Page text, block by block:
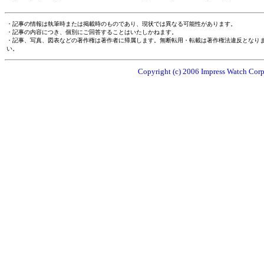
・記事の情報は執筆時または掲載時のものであり、現状では異なる可能性があります。
・記事の内容につき、個別にご回答することはいたしかねます。
・記事、写真、図表などの著作権は著作者に帰属します。無断転用・転載は著作権法違反とな
い。
Copyright (c) 2006 Impress Watch